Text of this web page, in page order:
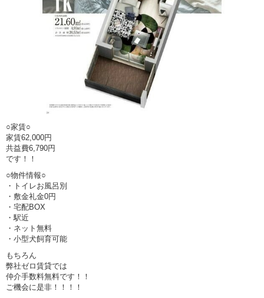
○家賃○
家賃62,000円
共益費6,790円
です！！
○物件情報○
・トイレお風呂別
・敷金礼金0円
・宅配BOX
・駅近
・ネット無料
・小型犬飼育可能
もちろん
弊社ゼロ賃貸では
仲介手数料無料です！！
ご機会に是非！！！！